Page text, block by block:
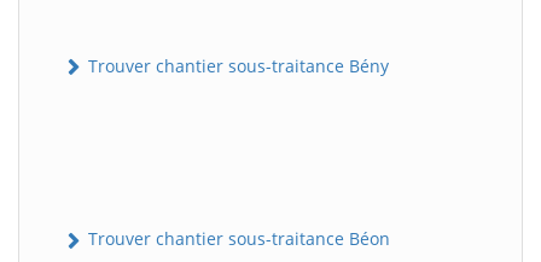
Trouver chantier sous-traitance Bény
Trouver chantier sous-traitance Béon